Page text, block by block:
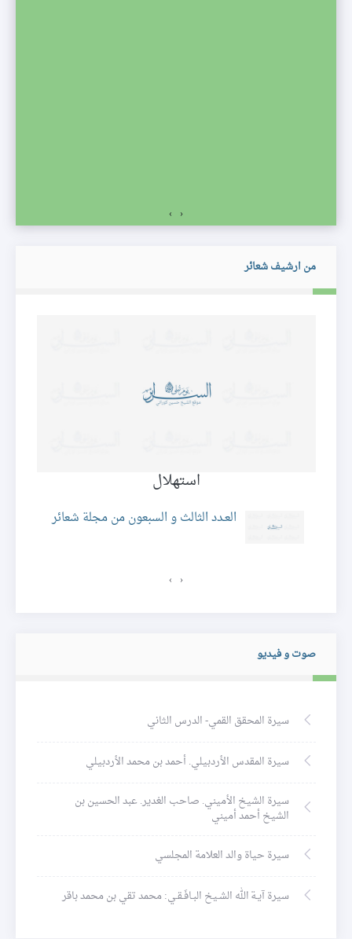
‹
›
من ارشيف شعائر
استهلال
العـدد الثالث و السبعون من مجلة شعائر
‹
›
صوت و فيديو
سيرة المحقق القمي- الدرس الثاني
سيرة المقدس الأردبيلي. أحمد بن محمد الأردبيلي
سيرة الشيخ الأميني. صاحب الغدير. عبد الحسين بن
الشيخ أحمد أميني
سيرة حياة والد العلامة المجلسي
سيرة آيـة الله الشـيخ البـافَـقـي: محمد تقي بن محمد باقر